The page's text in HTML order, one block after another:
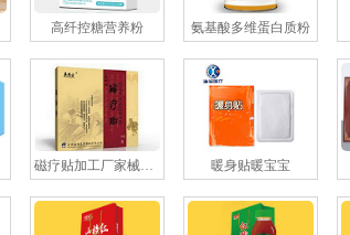
高纤控糖营养粉 氨基酸多维蛋白质粉
磁疗贴加工厂家械字号磁疗贴OEM贴牌 暖身贴暖宝宝